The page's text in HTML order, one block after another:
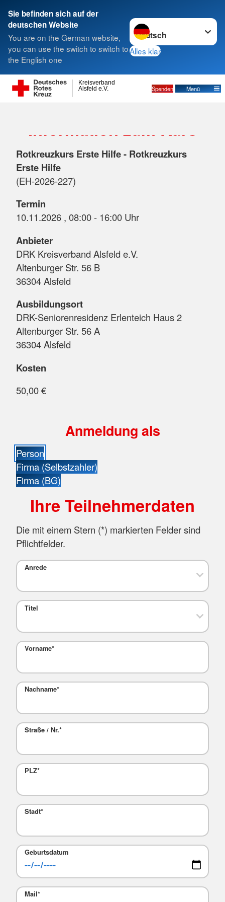
Sie befinden sich auf der
deutschen Website
You are on the German website,
you can use the switch to switch to
the English one
Sprache wechseln zu
Alles klar
Alsfeld e.V.
Kreisverband
Spenden Menü
Suche
Information zum Kurs
Rotkreuzkurs Erste Hilfe - Rotkreuzkurs
Erste Hilfe
(EH-2026-227)
Termin
10.11.2026 , 08:00 - 16:00 Uhr
Anbieter
DRK Kreisverband Alsfeld e.V.
Altenburger Str. 56 B
36304 Alsfeld
Ausbildungsort
DRK-Seniorenresidenz Erlenteich Haus 2
Altenburger Str. 56 A
36304 Alsfeld
Kosten
50,00 €
Anmeldung als
Person
Firma (Selbstzahler)
Firma (BG)
Ihre Teilnehmerdaten
Die mit einem Stern (*) markierten Felder sind
Pflichtfelder.
Anrede
Titel
Vorname*
Nachname*
Straße / Nr.*
PLZ*
Stadt*
Geburtsdatum
Mail*